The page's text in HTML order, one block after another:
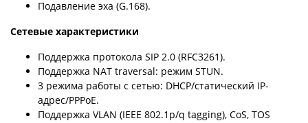
Подавление эха (G.168).
Сетевые характеристики
Поддержка протокола SIP 2.0 (RFC3261).
Поддержка NAT traversal: режим STUN.
3 режима работы с сетью: DHCP/статический IP-
адрес/PPPoE.
Поддержка VLAN (IEEE 802.1p/q tagging), CoS, TOS